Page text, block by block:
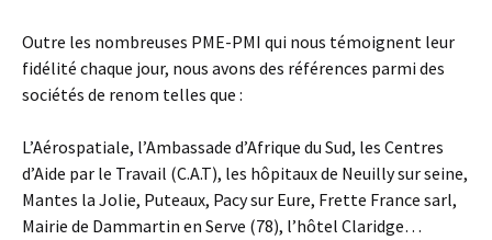
Outre les nombreuses PME-PMI qui nous témoignent leur
fidélité chaque jour, nous avons des références parmi des
sociétés de renom telles que :
L’Aérospatiale, l’Ambassade d’Afrique du Sud, les Centres
d’Aide par le Travail (C.A.T), les hôpitaux de Neuilly sur seine,
Mantes la Jolie, Puteaux, Pacy sur Eure, Frette France sarl,
Mairie de Dammartin en Serve (78), l’hôtel Claridge…